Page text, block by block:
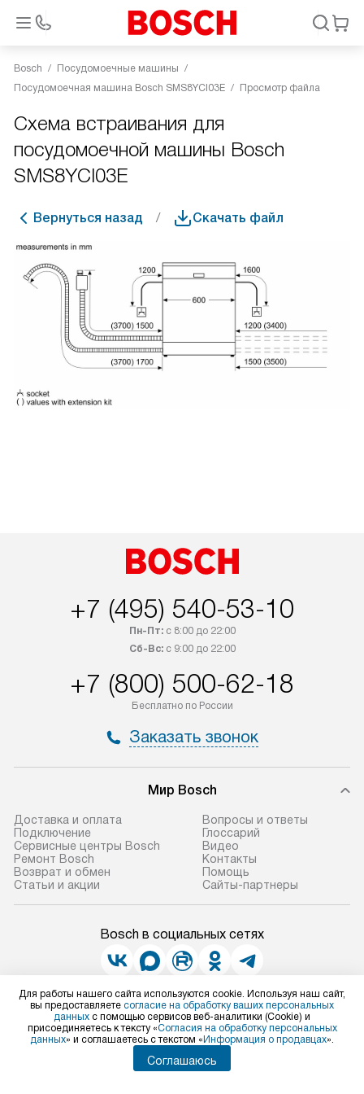
Bosch
Посудомоечные машины
Посудомоечная машина Bosch SMS8YCI03E
Просмотр файла
Схема встраивания для
посудомоечной машины Bosch
SMS8YCI03E
Вернуться назад Скачать файл
+7 (495) 540-53-10
Пн-Пт:с 8:00 до 22:00
Сб-Вс:с 9:00 до 22:00
+7 (800) 500-62-18
Бесплатно по России
Заказать звонок
Мир Bosch
Доставка и оплата
Подключение
Сервисные центры Bosch
Ремонт Bosch
Возврат и обмен
Статьи и акции
Вопросы и ответы
Глоссарий
Видео
Контакты
Помощь
Сайты-партнеры
Bosch в социальных сетях
Для физических лиц
shop@bosch-centre.ru
Для юридических лиц
business@kvalitet.company
Для работы нашего сайта используются cookie. Используя наш сайт,
вы предоставляете согласие на обработку ваших персональных
данных с помощью сервисов веб-аналитики (Cookie) и
присоединяетесь к тексту «Согласия на обработку персональных
данных» и соглашаетесь с текстом « Информация о продавцах».
Соглашаюсь